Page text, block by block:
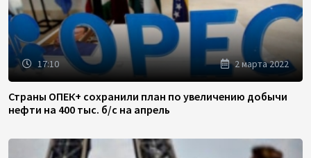
17:10 2 марта 2022
Страны ОПЕК+ сохранили план по увеличению добычи
нефти на 400 тыс. б/с на апрель